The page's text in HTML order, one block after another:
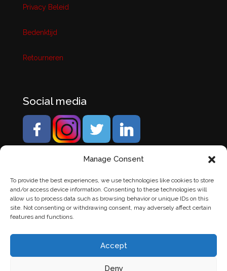
Manage Consent
To provide the best experiences, we use technologies like cookies to store
and/or access device information. Consenting to these technologies will
allow us to process data such as browsing behavior or unique IDs on this
site. Not consenting or withdrawing consent, may adversely affect certain
features and functions.
Accept
Deny
Privacy Beleid
Bedenktijd
Retourneren
Social media